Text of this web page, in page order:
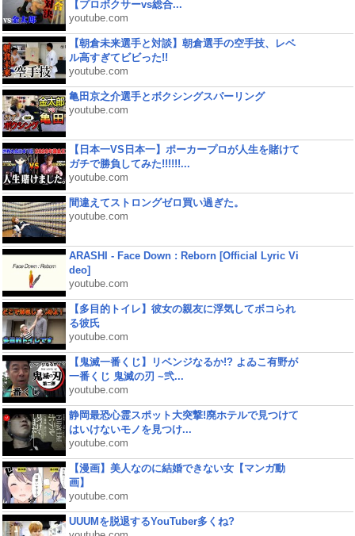
【プロボクサーvs総合...
youtube.com
【朝倉未来選手と対談】朝倉選手の空手技、レベ
ル高すぎてビビった!!
youtube.com
亀田京之介選手とボクシングスパーリング
youtube.com
【日本一VS日本一】ポーカープロが人生を賭けて
ガチで勝負してみた!!!!!!...
youtube.com
間違えてストロングゼロ買い過ぎた。
youtube.com
ARASHI - Face Down : Reborn [Official Lyric Vi
deo]
youtube.com
【多目的トイレ】彼女の親友に浮気してボコられ
る彼氏
youtube.com
【鬼滅一番くじ】リベンジなるか!? よゐこ有野が
一番くじ 鬼滅の刃 ~弐...
youtube.com
静岡最恐心霊スポット大突撃!廃ホテルで見つけて
はいけないモノを見つけ...
youtube.com
【漫画】美人なのに結婚できない女【マンガ動
画】
youtube.com
UUUMを脱退するYouTuber多くね?